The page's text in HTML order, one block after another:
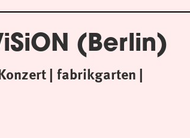
(Berlin)
fabrikgarten